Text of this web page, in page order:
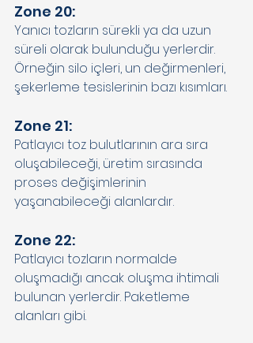
Zone 20:
Yanıcı tozların sürekli ya da uzun
süreli olarak bulunduğu yerlerdir.
Örneğin silo içleri, un değirmenleri,
şekerleme tesislerinin bazı kısımları.
Zone 21:
Patlayıcı toz bulutlarının ara sıra
oluşabileceği, üretim sırasında
proses değişimlerinin
yaşanabileceği alanlardır.
Zone 22:
Patlayıcı tozların normalde
oluşmadığı ancak oluşma ihtimali
bulunan yerlerdir. Paketleme
alanları gibi.